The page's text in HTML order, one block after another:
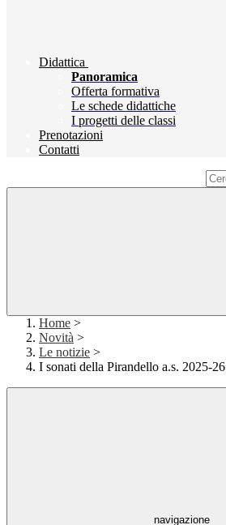
Didattica
Panoramica
Offerta formativa
Le schede didattiche
I progetti delle classi
Prenotazioni
Contatti
Home >
Novità >
Le notizie >
I sonati della Pirandello a.s. 2025-26
navigazione